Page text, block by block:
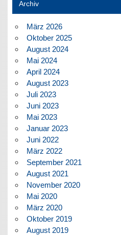
Archiv
März 2026
Oktober 2025
August 2024
Mai 2024
April 2024
August 2023
Juli 2023
Juni 2023
Mai 2023
Januar 2023
Juni 2022
März 2022
September 2021
August 2021
November 2020
Mai 2020
März 2020
Oktober 2019
August 2019